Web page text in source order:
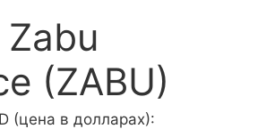
(ZABU)
(цена в долларах):